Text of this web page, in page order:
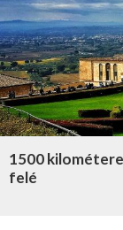
1500
felé